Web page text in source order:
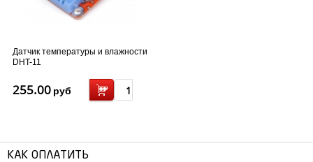
Датчик температуры и влажности
DHT-11
255.00 руб
КАК ОПЛАТИТЬ